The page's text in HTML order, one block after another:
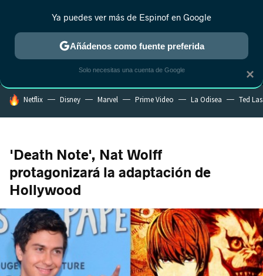
MENÚ NUEVO
ESTRENOS REALITY ANIME RANKINGS CINE
HOY SE HABLA DE
Netflix Disney Marvel Prime Video La Odisea Ted
'Death Note', Nat Wolff
protagonizará la adaptación de
Hollywood
×
Ya puedes ver más de Espinof en Google
Añádenos como fuente preferida
Solo necesitas una cuenta de Google